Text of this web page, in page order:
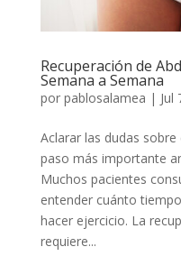
Recuperación de
Semana a Semana
por pablosalamea | Jul
Aclarar las dudas
paso más importante
Muchos pacientes
entender cuánto
hacer ejercicio. La
requiere...